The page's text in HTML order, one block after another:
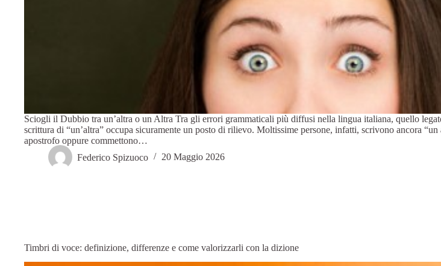
Sciogli il Dubbio tra un’altra o un Altra Tra gli errori grammaticali più diffusi nella lingua italiana, quello
scrittura di “un’altra” occupa sicuramente un posto di rilievo. Moltissime persone, infatti, scrivono ancora “un
apostrofo oppure commettono…
Federico Spizuoco
20 Maggio 2026
Timbri di voce: definizione, differenze e come valorizzarli con la dizione